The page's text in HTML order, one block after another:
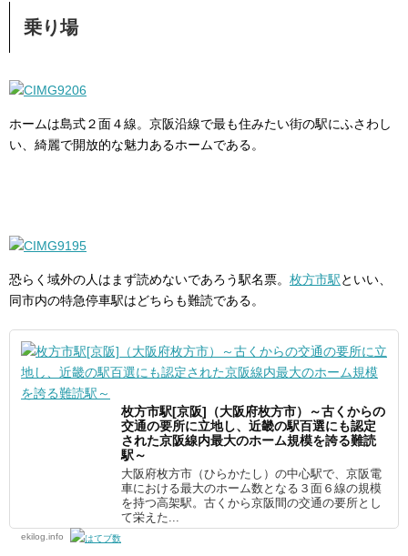
乗り場
ホームは島式２面４線。京阪沿線で最も住みたい街の駅にふさわし
い、綺麗で開放的な魅力あるホームである。
恐らく域外の人はまず読めないであろう駅名票。 枚方市駅といい、
同市内の特急停車駅はどちらも難読である。
枚方市駅[京阪]（大阪府枚方市）～古くからの
交通の要所に立地し、近畿の駅百選にも認定
された京阪線内最大のホーム規模を誇る難読
駅～
大阪府枚方市（ひらかたし）の中心駅で、京阪電
車における最大のホーム数となる３面６線の規模
を持つ高架駅。古くから京阪間の交通の要所とし
て栄えた...
ekilog.info